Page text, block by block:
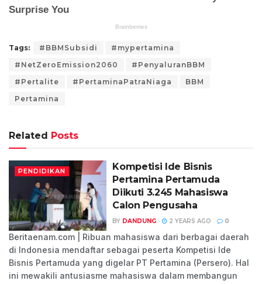
Tags: #BBMSubsidi
#mypertamina
#NetZeroEmission2060
#PenyaluranBBM
#Pertalite
#PertaminaPatraNiaga
BBM
Pertamina
Related Posts
PENDIDIKAN
Kompetisi Ide Bisnis
Pertamina Pertamuda
Diikuti 3.245 Mahasiswa
Calon Pengusaha
BY DANDUNG 2 YEARS AGO 0
Beritaenam.com | Ribuan mahasiswa dari berbagai daerah
di Indonesia mendaftar sebagai peserta Kompetisi Ide
Bisnis Pertamuda yang digelar PT Pertamina (Persero). Hal
ini mewakili antusiasme mahasiswa dalam membangun